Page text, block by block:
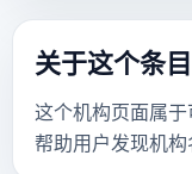
关于这个条目
这个机构页面属
帮助用户发现机构